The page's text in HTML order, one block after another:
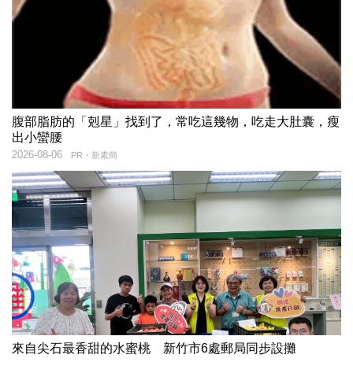
腹部脂肪的「剋星」找到了，常吃這幾物，吃走大肚囊，瘦
出小蠻腰
PR・新素簡
2026-08-06
來自尖石最香甜的水蜜桃 新竹市6處郵局同步設攤